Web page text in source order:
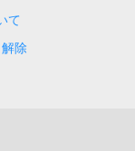
て
除